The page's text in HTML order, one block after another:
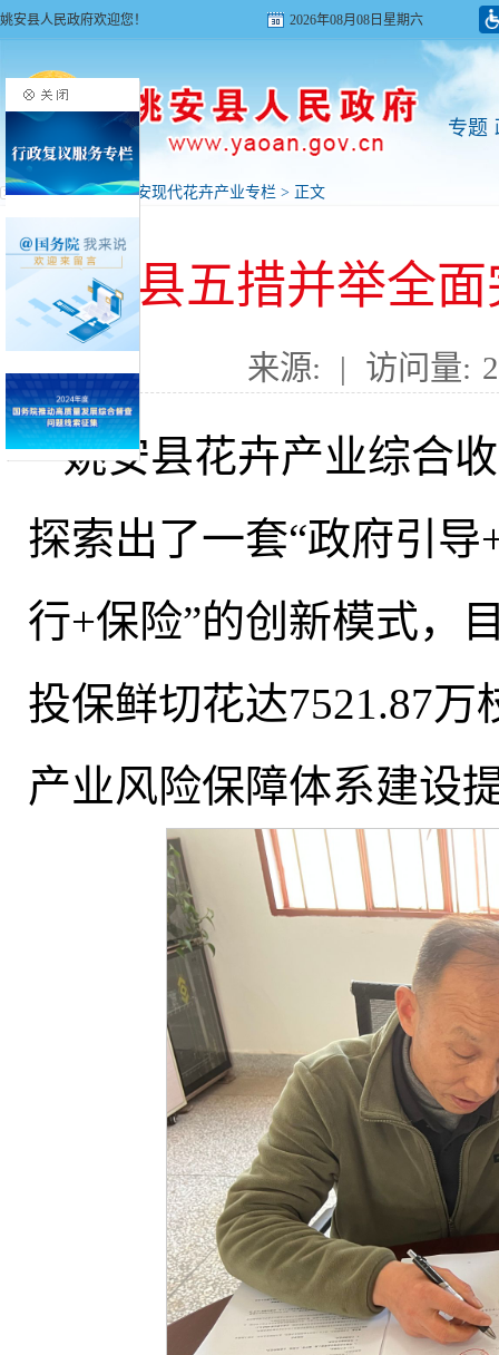
姚安县人民政府欢迎您！ 2026年08月08日星期六
专题
首页>专题>姚安现代花卉产业专栏 > 正文
姚安县五措并举全
来源: | 访问量:
姚安县花卉产业综合
探索出了一套“政府引
行+保险”的创新模式，
投保鲜切花达7521.87
产业风险保障体系建设